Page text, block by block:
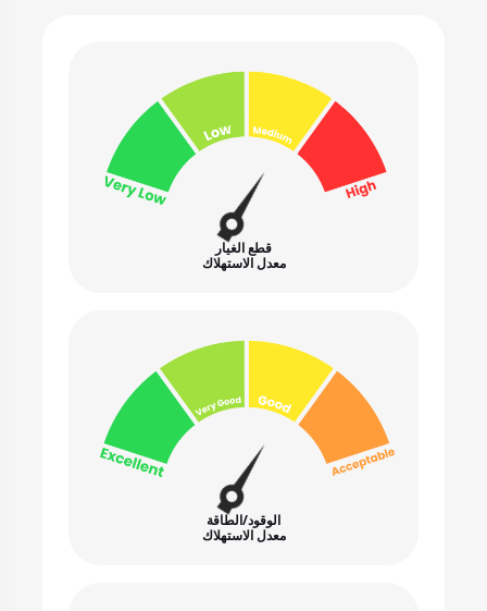
قطع الغيار
معدل الاستهلاك
الوقود/الطاقة
معدل الاستهلاك